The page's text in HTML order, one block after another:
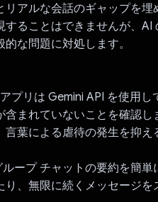
リアルな会話のギャップを
ることはできませんが、AI
な問題に対処します。
プリは Gemini API を使用
含まれていないことを確認
葉による虐待の発生を抑え
ープ チャットの要約を簡
り、無限に続くメッセージ